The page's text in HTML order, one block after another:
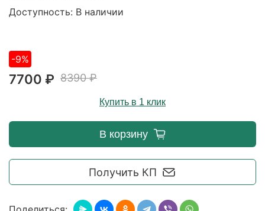
Доступность: В наличии
-9%
7700 ₽ 8390 ₽
Купить в 1 клик
Получить КП
В корзину